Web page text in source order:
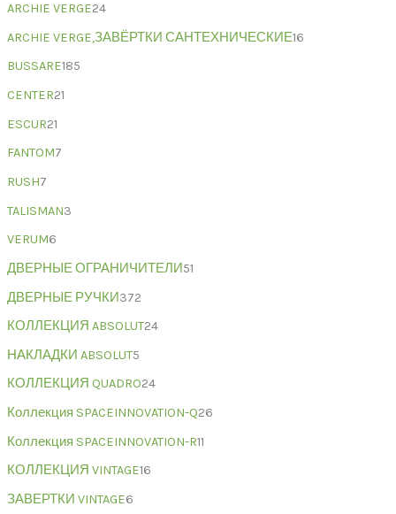
ARCHIE VERGE24
ARCHIE VERGE,ЗАВЁРТКИ САНТЕХНИЧЕСКИЕ16
BUSSARE185
CENTER21
ESCUR21
FANTOM7
RUSH7
TALISMAN3
VERUM6
ДВЕРНЫЕ ОГРАНИЧИТЕЛИ51
ДВЕРНЫЕ РУЧКИ372
КОЛЛЕКЦИЯ ABSOLUT24
НАКЛАДКИ ABSOLUT5
КОЛЛЕКЦИЯ QUADRO24
Коллекция SPACEINNOVATION-Q26
Коллекция SPACEINNOVATION-R11
КОЛЛЕКЦИЯ VINTAGE16
ЗАВЕРТКИ VINTAGE6